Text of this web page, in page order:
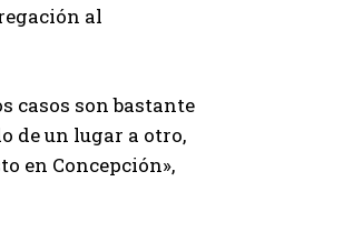
al
casos son bastante
de un lugar a otro,
en Concepción»,